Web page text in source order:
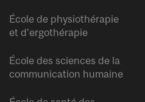
École de physiothérapie
et d’ergothérapie
École des sciences de la
communication humaine